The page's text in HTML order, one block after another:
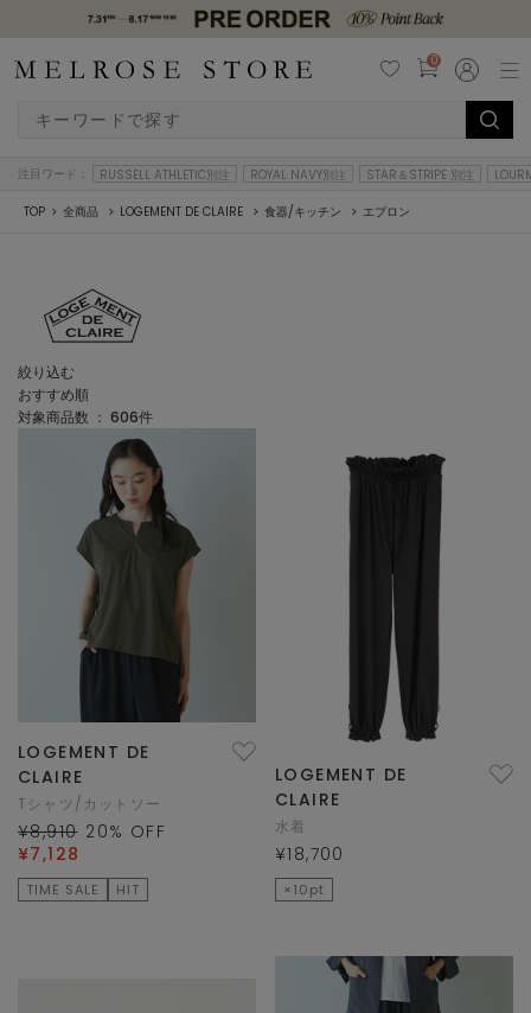
0
注目ワード： RUSSELL ATHLETIC別注 ROYAL NAVY別注 STAR＆STRIPE 別注
TOP 全商品 LOGEMENT DE CLAIRE 食器/キッチン エプロン
絞り込む
おすすめ順
対象商品数 ： 606件
LOGEMENT DE
CLAIRE
Tシャツ/カットソー
¥8,910 20% OFF
¥7,128
TIME SALE HIT
LOGEMENT DE
CLAIRE
水着
¥18,700
×10pt